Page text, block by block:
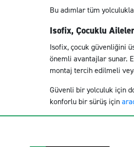
Bu adımlar tüm
Isofix, Çocuklu
Isofix, çocuk güvenliğini
önemli avantajlar sunar.
montaj tercih edilmeli
Güvenli bir yolculuk için
konforlu bir sürüş için